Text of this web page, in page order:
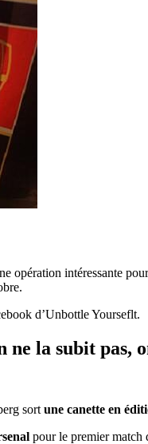
opération intéressante
d’Unbottle Yourseflt.
ne la subit pas,
sort une canette en
pour le premier match